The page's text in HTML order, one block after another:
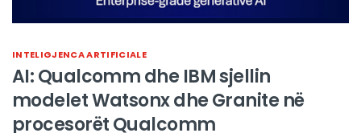
INTELIGJENCA ARTIFICIALE
AI: Qualcomm dhe IBM sjellin
modelet Watsonx dhe Granite në
procesorët Qualcomm